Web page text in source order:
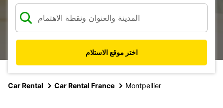
اختر موقع الاستلام
Car Rental Car Rental France Montpellier